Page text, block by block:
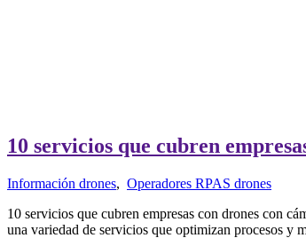
10 servicios que cubren
Información drones, Operadores RPAS drones
10 servicios que cubren empresas con drones con
una variedad de servicios que optimizan procesos y